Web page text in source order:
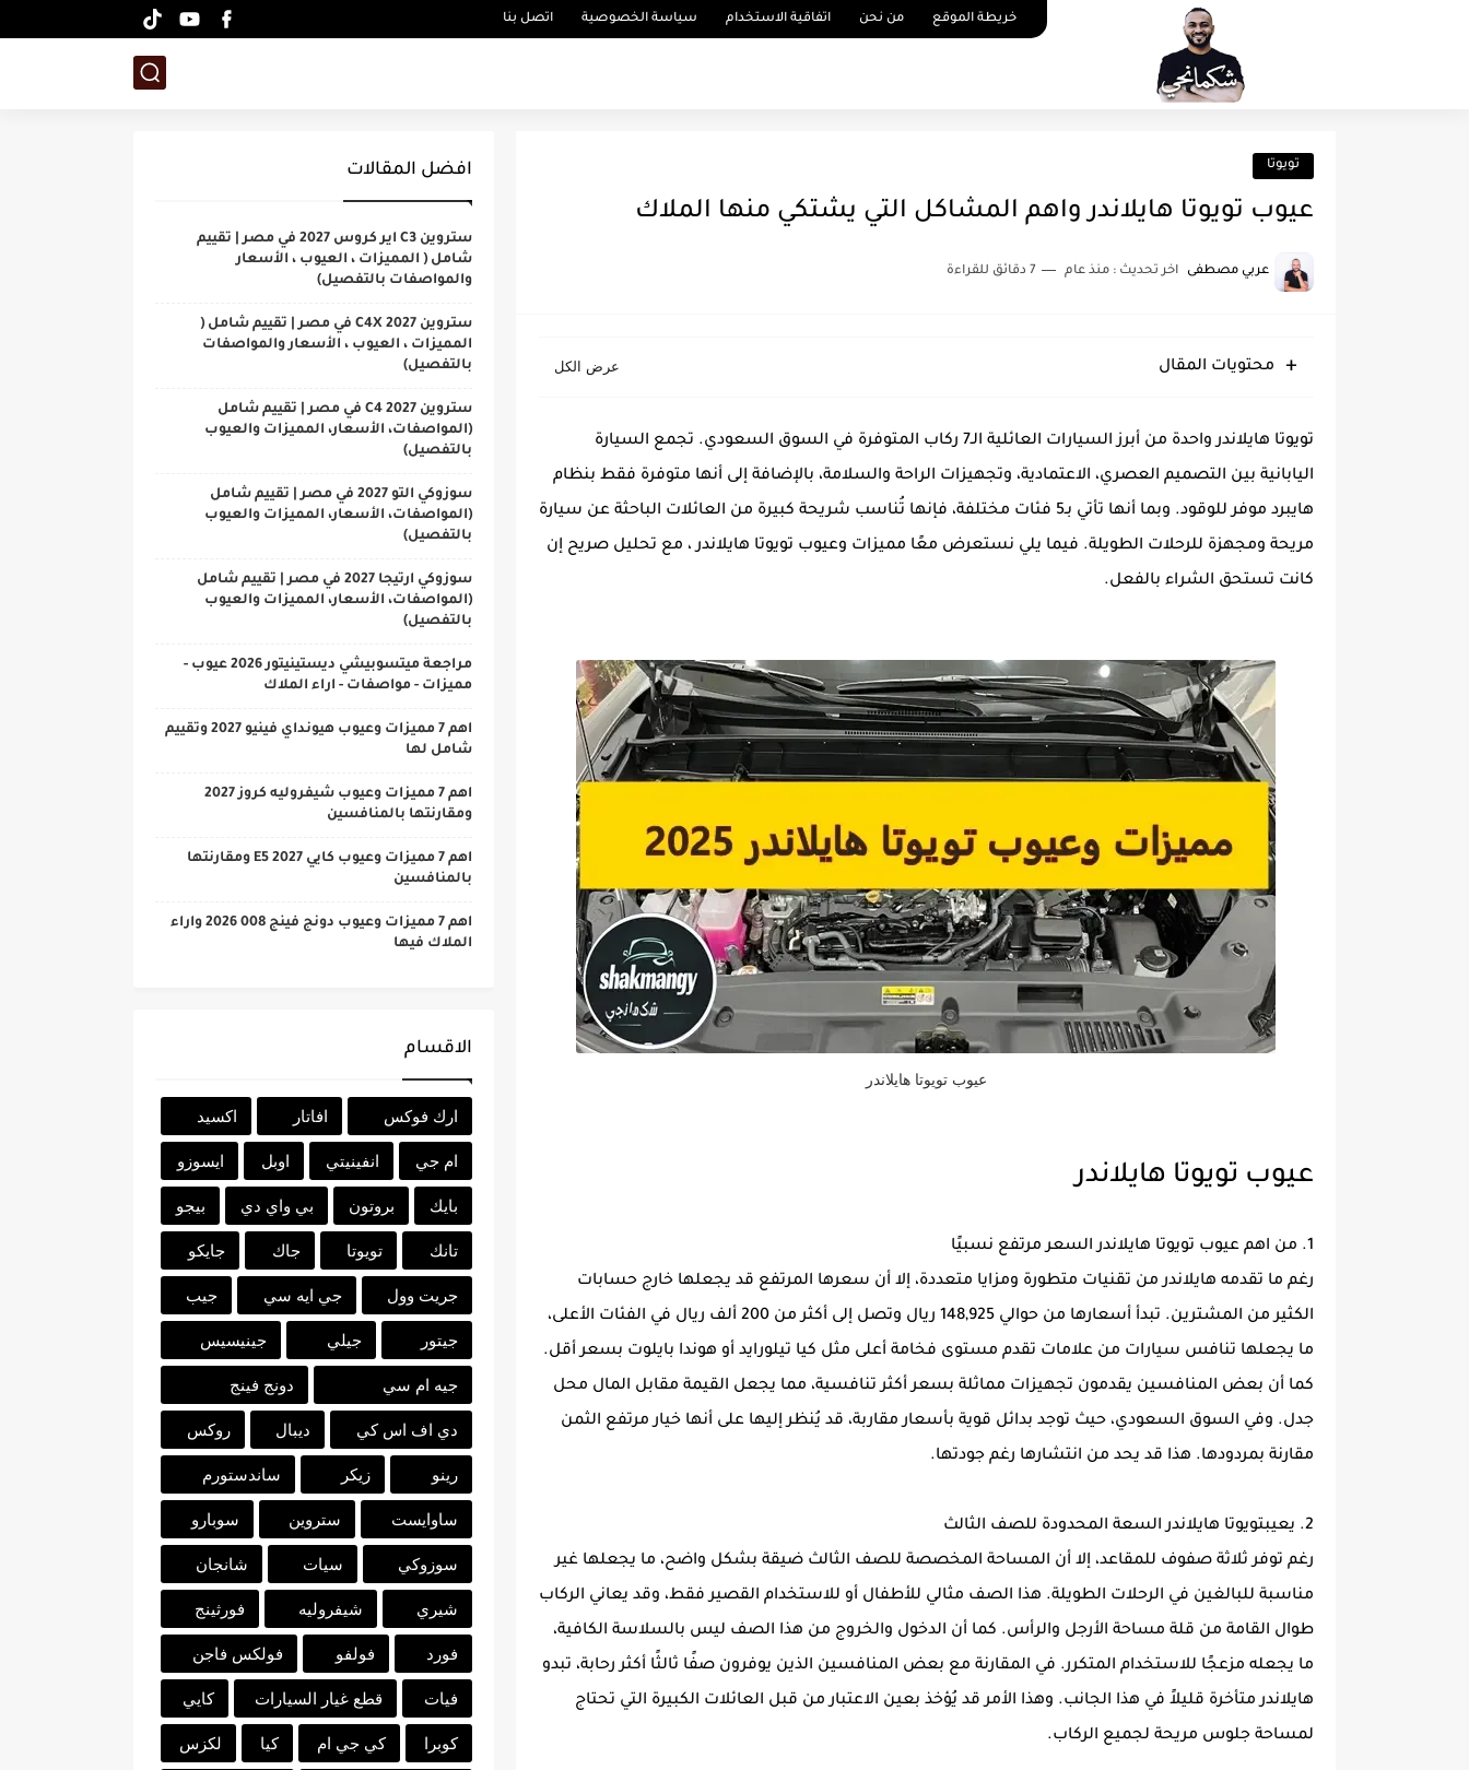
خريطة الموقع من نحن اتفاقية الاستخدام سياسة الخصوصية اتصل بنا
تويوتا
عيوب تويوتا هايلاندر واهم المشاكل التي يشتكي منها الملاك
عربي مصطفى اخر تحديث : منذ عام 7 دقائق للقراءة
محتويات المقال
تويوتا هايلاندر واحدة من أبرز السيارات العائلية الـ7 ركاب المتوفرة في السوق السعودي. تجمع السيارة
اليابانية بين التصميم العصري، الاعتمادية، وتجهيزات الراحة والسلامة، بالإضافة إلى أنها متوفرة فقط بنظام
هايبرد موفر للوقود. وبما أنها تأتي بـ5 فئات مختلفة، فإنها تُناسب شريحة كبيرة من العائلات الباحثة عن سيارة
مريحة ومجهزة للرحلات الطويلة. فيما يلي نستعرض معًا مميزات وعيوب تويوتا هايلاندر ، مع تحليل صريح إن
كانت تستحق الشراء بالفعل.
عيوب تويوتا هايلاندر
عيوب تويوتا هايلاندر
1. من اهم عيوب تويوتا هايلاندر السعر مرتفع نسبيًا
رغم ما تقدمه هايلاندر من تقنيات متطورة ومزايا متعددة، إلا أن سعرها المرتفع قد يجعلها خارج حسابات
الكثير من المشترين. تبدأ أسعارها من حوالي 148,925 ريال وتصل إلى أكثر من 200 ألف ريال في الفئات الأعلى،
ما يجعلها تنافس سيارات من علامات تقدم مستوى فخامة أعلى مثل كيا تيلورايد أو هوندا بايلوت بسعر أقل.
كما أن بعض المنافسين يقدمون تجهيزات مماثلة بسعر أكثر تنافسية، مما يجعل القيمة مقابل المال محل
جدل. وفي السوق السعودي، حيث توجد بدائل قوية بأسعار مقاربة، قد يُنظر إليها على أنها خيار مرتفع الثمن
مقارنة بمردودها. هذا قد يحد من انتشارها رغم جودتها.
2. يعيبتويوتا هايلاندر السعة المحدودة للصف الثالث
رغم توفر ثلاثة صفوف للمقاعد، إلا أن المساحة المخصصة للصف الثالث ضيقة بشكل واضح، ما يجعلها غير
مناسبة للبالغين في الرحلات الطويلة. هذا الصف مثالي للأطفال أو للاستخدام القصير فقط، وقد يعاني الركاب
طوال القامة من قلة مساحة الأرجل والرأس. كما أن الدخول والخروج من هذا الصف ليس بالسلاسة الكافية،
ما يجعله مزعجًا للاستخدام المتكرر. في المقارنة مع بعض المنافسين الذين يوفرون صفًا ثالثًا أكثر رحابة، تبدو
هايلاندر متأخرة قليلاً في هذا الجانب. وهذا الأمر قد يُؤخذ بعين الاعتبار من قبل العائلات الكبيرة التي تحتاج
لمساحة جلوس مريحة لجميع الركاب.
افضل المقالات
ستروين C3 اير كروس 2027 في مصر | تقييم
شامل ( المميزات ، العيوب ، الأسعار
والمواصفات بالتفصيل)
ستروين C4X 2027 في مصر | تقييم شامل (
المميزات ، العيوب ، الأسعار والمواصفات
بالتفصيل)
ستروين C4 2027 في مصر | تقييم شامل
(المواصفات، الأسعار، المميزات والعيوب
بالتفصيل)
سوزوكي التو 2027 في مصر | تقييم شامل
(المواصفات، الأسعار، المميزات والعيوب
بالتفصيل)
سوزوكي ارتيجا 2027 في مصر | تقييم شامل
(المواصفات، الأسعار، المميزات والعيوب
بالتفصيل)
مراجعة ميتسوبيشي ديستينيتور 2026 عيوب -
مميزات - مواصفات - اراء الملاك
اهم 7 مميزات وعيوب هيونداي فينيو 2027 وتقييم
شامل لها
اهم 7 مميزات وعيوب شيفروليه كروز 2027
ومقارنتها بالمنافسين
اهم 7 مميزات وعيوب كايي E5 2027 ومقارنتها
بالمنافسين
اهم 7 مميزات وعيوب دونج فينج 008 2026 واراء
الملاك فيها
الاقسام
ارك فوكس افاتار اكسيد
ام جي انفينيتي اوبل ايسوزو
بايك بروتون بي واي دي بيجو
تانك تويوتا جاك جايكو
جريت وول جي ايه سي جيب
جيتور جيلي جينيسيس
جيه ام سي دونج فينج
دي اف اس كي ديبال روكس
رينو زيكر ساندستورم
ساوايست ستروين سوبارو
سوزوكي سيات شانجان
شيري شيفروليه فورثينج
فورد فولفو فولكس فاجن
فيات قطع غيار السيارات كايي
كوبرا كي جي ام كيا لكزس